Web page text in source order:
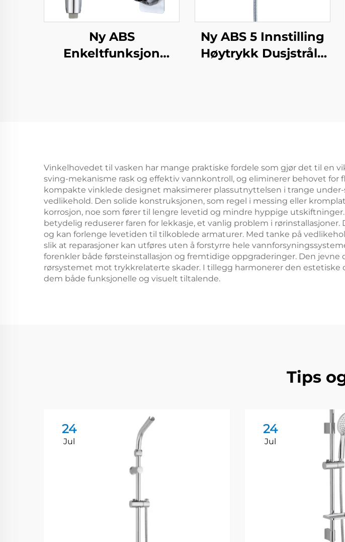
Ny ABS
Enkeltfunksjon
limvinkeljusterbar
holder
Ny ABS 5 Innstilling
Høytrykk Dusjstråle
Vinkelhovedet til vasken har mange praktiske fordele som gjør det til en
sving-mekanisme rask og effektiv vannkontroll, og eliminerer behovet
kompakte vinklede designet maksimerer plassutnyttelsen i trange
vedlikehold. Den solide konstruksjonen, som regel i messing eller
korrosjon, noe som fører til lengre levetid og mindre hyppige
betydelig reduserer faren for lekkasje, et vanlig problem i
og kan forlenge levetiden til tilkoblede armaturer. Med tanke på
slik at reparasjoner kan utføres uten å forstyrre hele
forenkler både førsteinstallasjon og fremtidige oppgraderinger. Den
rørsystemet mot trykkrelaterte skader. I tillegg harmonerer den
dem både funksjonelle og visuelt tiltalende.
Tips
24
Jul
24
Jul